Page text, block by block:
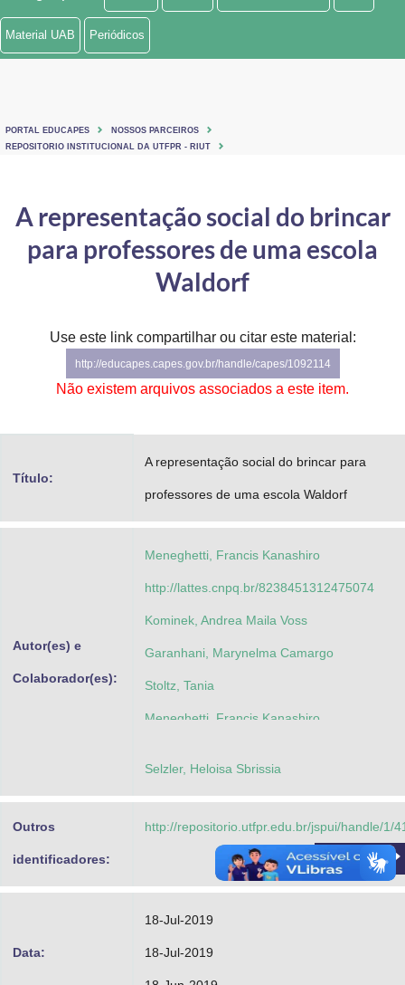
Ministério de Minas e Energia
Ministério do Turismo
Controladoria-Geral da União
Ministério da Mulher, da Família e dos Direitos Humanos
Secretaria de Governo
Gabinete de Segurança Institucional
Material UAB Periódicos
PORTAL EDUCAPES
NOSSOS PARCEIROS
REPOSITORIO INSTITUCIONAL DA UTFPR - RIUT
A representação social do brincar
para professores de uma escola
Waldorf
Use este link compartilhar ou citar este material:
http://educapes.capes.gov.br/handle/capes/1092114
Não existem arquivos associados a este item.
Título:
A representação social do brincar para
professores de uma escola Waldorf
Autor(es) e
Colaborador(es):
Meneghetti, Francis Kanashiro
http://lattes.cnpq.br/8238451312475074
Kominek, Andrea Maila Voss
Garanhani, Marynelma Camargo
Stoltz, Tania
Meneghetti, Francis Kanashiro
Selzler, Heloisa Sbrissia
Outros
identificadores:
http://repositorio.utfpr.edu.br/jspui/handle/1/
Acessar
Data:
18-Jul-2019
18-Jul-2019